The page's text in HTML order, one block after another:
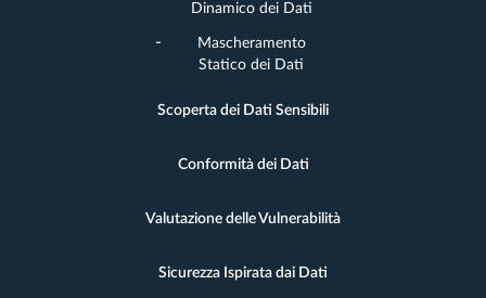
Dinamico dei Dati
Mascheramento
Statico dei Dati
Scoperta dei Dati Sensibili
Conformità dei Dati
Valutazione delle Vulnerabilità
Sicurezza Ispirata dai Dati